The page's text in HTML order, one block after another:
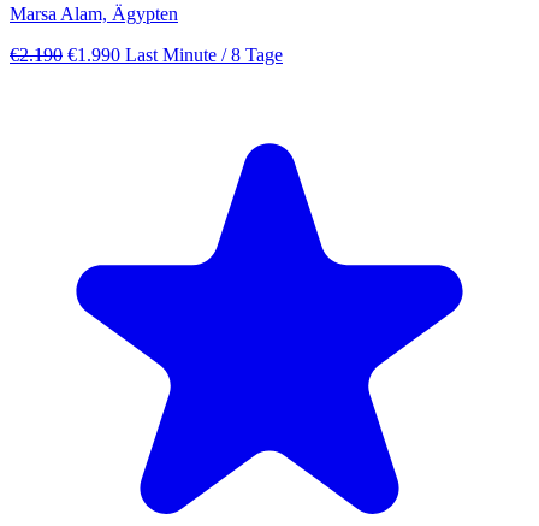
Marsa Alam, Ägypten
€2.190 €1.990 Last Minute / 8 Tage